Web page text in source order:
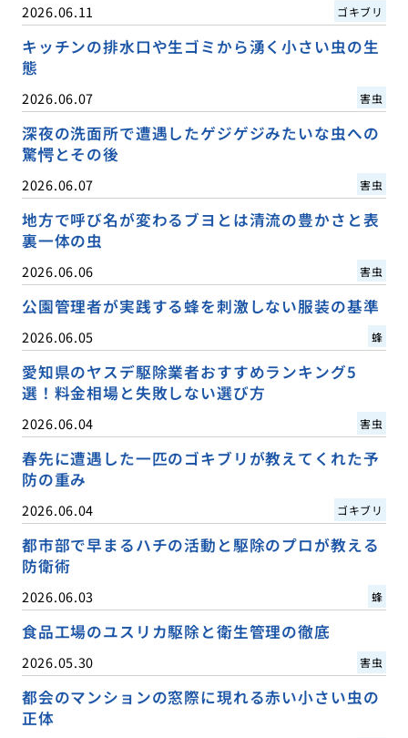
2026.06.11 ゴキブリ
キッチンの排水口や生ゴミから湧く小さい虫の生
態
2026.06.07 害虫
深夜の洗面所で遭遇したゲジゲジみたいな虫への
驚愕とその後
2026.06.07 害虫
地方で呼び名が変わるブヨとは清流の豊かさと表
裏一体の虫
2026.06.06 害虫
公園管理者が実践する蜂を刺激しない服装の基準
2026.06.05 蜂
愛知県のヤスデ駆除業者おすすめランキング5
選！料金相場と失敗しない選び方
2026.06.04 害虫
春先に遭遇した一匹のゴキブリが教えてくれた予
防の重み
2026.06.04 ゴキブリ
都市部で早まるハチの活動と駆除のプロが教える
防衛術
2026.06.03 蜂
食品工場のユスリカ駆除と衛生管理の徹底
2026.05.30 害虫
都会のマンションの窓際に現れる赤い小さい虫の
正体